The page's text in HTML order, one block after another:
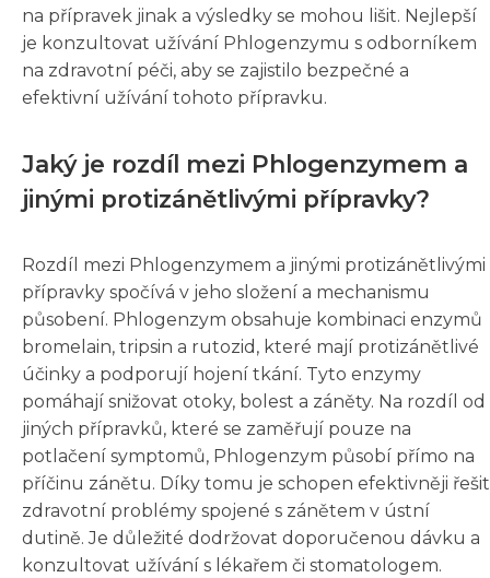
na přípravek jinak a výsledky se mohou lišit. Nejlepší
je konzultovat užívání Phlogenzymu s odborníkem
na zdravotní péči, aby se zajistilo bezpečné a
efektivní užívání tohoto přípravku.
Jaký je rozdíl mezi Phlogenzymem a
jinými protizánětlivými přípravky?
Rozdíl mezi Phlogenzymem a jinými protizánětlivými
přípravky spočívá v jeho složení a mechanismu
působení. Phlogenzym obsahuje kombinaci enzymů
bromelain, tripsin a rutozid, které mají protizánětlivé
účinky a podporují hojení tkání. Tyto enzymy
pomáhají snižovat otoky, bolest a záněty. Na rozdíl od
jiných přípravků, které se zaměřují pouze na
potlačení symptomů, Phlogenzym působí přímo na
příčinu zánětu. Díky tomu je schopen efektivněji řešit
zdravotní problémy spojené s zánětem v ústní
dutině. Je důležité dodržovat doporučenou dávku a
konzultovat užívání s lékařem či stomatologem.